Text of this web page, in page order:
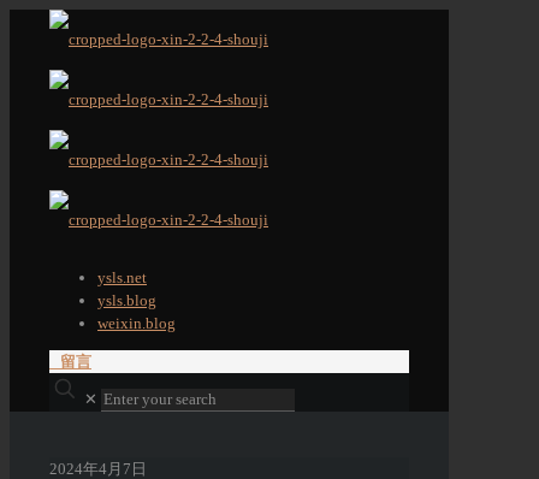
ysls.net
ysls.blog
weixin.blog
留言
✕
2024年4月7日